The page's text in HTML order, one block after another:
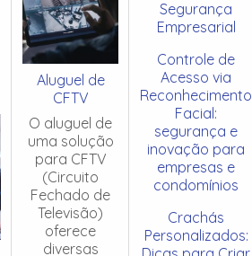
Aluguel de
CFTV
O aluguel de
uma solução
para CFTV
(Circuito
Fechado de
Televisão)
oferece
diversas
Segurança
Empresarial
Controle de
Acesso via
Reconhecimento
Facial:
segurança e
inovação para
empresas e
condomínios
Crachás
Personalizados: